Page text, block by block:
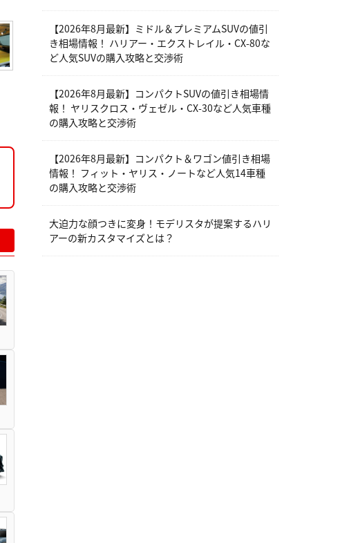
【2026年8月最新】ミドル＆プレミアムSUVの値引
き相場情報！ ハリアー・エクストレイル・CX-80な
ど人気SUVの購入攻略と交渉術
【2026年8月最新】コンパクトSUVの値引き相場情
報！ ヤリスクロス・ヴェゼル・CX-30など人気車種
の購入攻略と交渉術
【2026年8月最新】コンパクト＆ワゴン値引き相場
情報！ フィット・ヤリス・ノートなど人気14車種
の購入攻略と交渉術
大迫力な顔つきに変身！モデリスタが提案するハリ
アーの新カスタマイズとは？